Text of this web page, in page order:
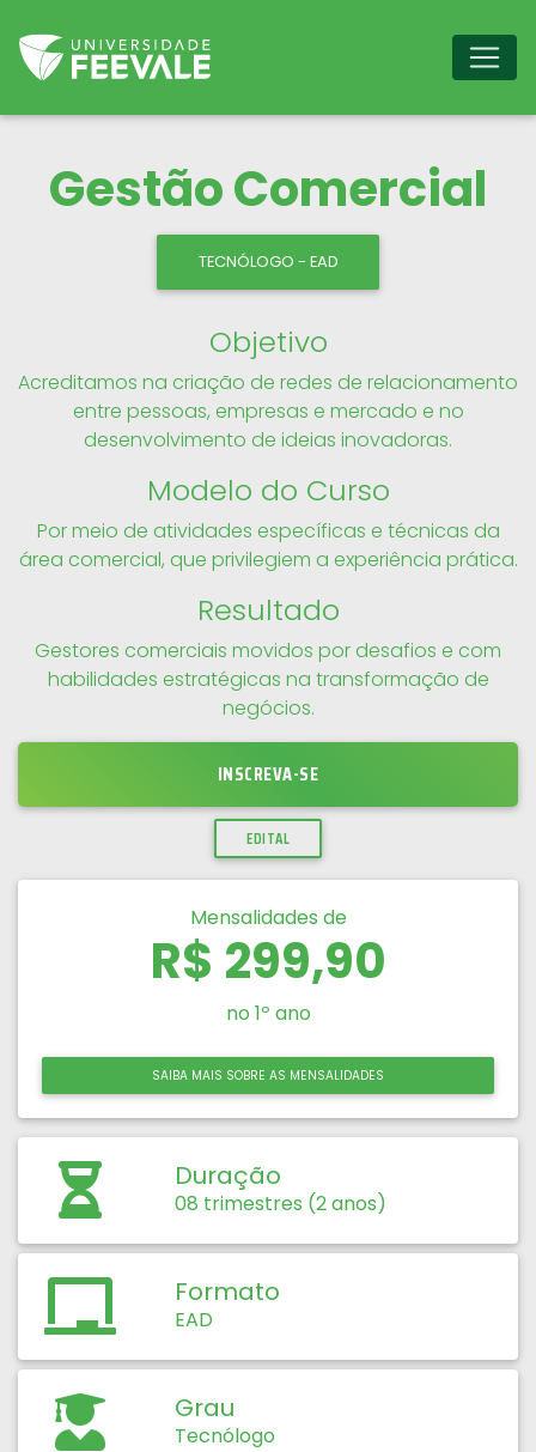
Gestão Comercial
TECNÓLOGO - EAD
Objetivo
Acreditamos na criação de redes de relacionamento
entre pessoas, empresas e mercado e no
desenvolvimento de ideias inovadoras.
Modelo do Curso
Por meio de atividades específicas e técnicas da
área comercial, que privilegiem a experiência prática.
Resultado
Gestores comerciais movidos por desafios e com
habilidades estratégicas na transformação de
negócios.
INSCREVA-SE
EDITAL
Mensalidades de
R$ 299,90
no 1º ano
SAIBA MAIS SOBRE AS MENSALIDADES
Duração
08 trimestres (2 anos)
Formato
EAD
Grau
Tecnólogo